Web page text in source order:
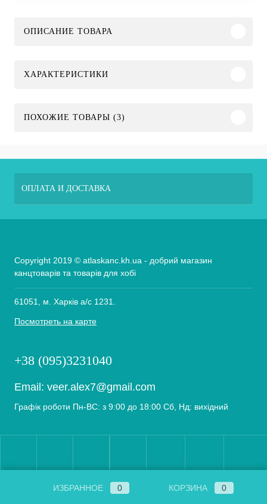
ОПИСАНИЕ ТОВАРА
ХАРАКТЕРИСТИКИ
ПОХОЖИЕ ТОВАРЫ (3)
ОПЛАТА И ДОСТАВКА
Copyright 2019 © atlaskanc.kh.ua - добрий магазин
канцтоварів та товарів для хобі
61051, м. Харків а/с 1231.
Посмотреть на карте
+38 (095)3231040
Email: veer.alex7@gmail.com
Графік роботи Пн-ВС: з 9:00 до 18:00 Сб, Нд: вихідний
ИЗБРАННОЕ 0 КОРЗИНА 0